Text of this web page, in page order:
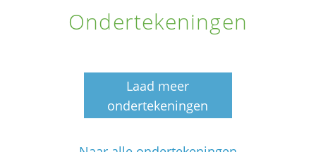
Ondertekeningen
Laad meer
ondertekeningen